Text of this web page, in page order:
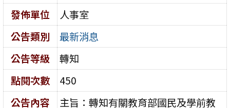
發佈單位
人事室
公告類別
最新消息
公告等級
轉知
點閱次數
450
公告內容
主旨：轉知有關教育部國民及學前教